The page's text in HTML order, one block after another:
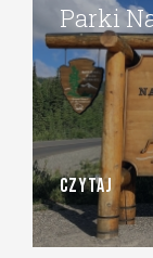
Parki
CZYTAJ